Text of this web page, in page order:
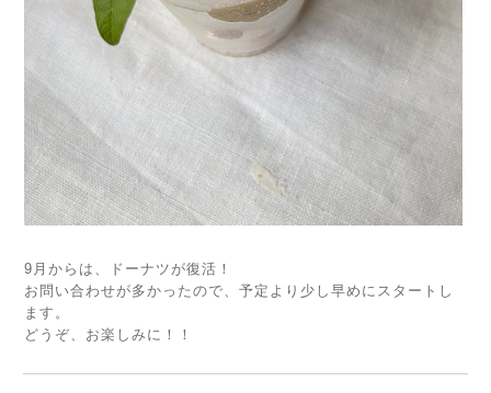
9月からは、ドーナツが復活！
お問い合わせが多かったので、予定より少し早めにスタートし
ます。
どうぞ、お楽しみに！！